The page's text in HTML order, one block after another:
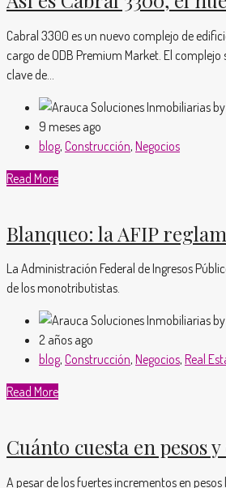
Cabral 3300 es un nuevo complejo de
cargo de ODB Premium Market. El
clave de...
by
9 meses ago
blog, Construcción, Negocios
Read More
Blanqueo: la AFIP
La Administración Federal de Ingresos
de los monotributistas.
by
2 años ago
blog, Construcción, Negocios, Real
Read More
Cuánto cuesta en pesos
A pesar de los fuertes incrementos en